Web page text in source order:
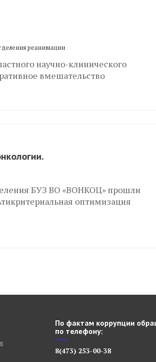
реанимации
научно-клинического
вмешательство
БУЗ ВО «ВОНКОЦ» прошли
оптимизация
По фактам коррупции
по телефону:
8(473) 253-00-38